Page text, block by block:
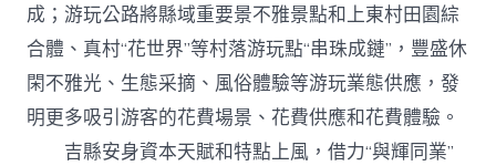
成；游玩公路將縣域重要景不雅景點和上東村田園綜
合體、真村“花世界”等村落游玩點“串珠成鏈”，豐盛休
閑不雅光、生態采摘、風俗體驗等游玩業態供應，發
明更多吸引游客的花費場景、花費供應和花費體驗。
吉縣安身資本天賦和特點上風，借力“與輝同業”